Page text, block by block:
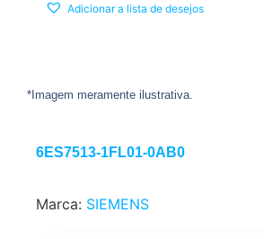
Adicionar a lista de desejos
*Imagem meramente ilustrativa.
6ES7513-1FL01-0AB0
Marca: SIEMENS